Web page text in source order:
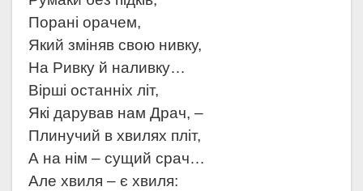
Порані орачем,
Який зміняв свою нивку,
На Ривку й наливку…
Вірші останніх літ,
Які дарував нам Драч, –
Плинучий в хвилях пліт,
А на нім – сущий срач…
Але хвиля – є хвиля: